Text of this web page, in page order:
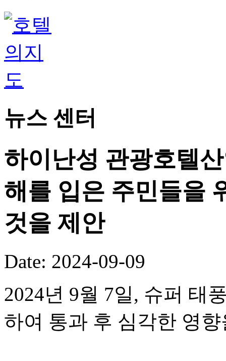
뉴스 센터
하이난성 관광호텔
해를 입은 주민들을
것을 제안
Date: 2024-09-09
2024년 9월 7일, 슈퍼 태
하여 통과 후 심각한 영